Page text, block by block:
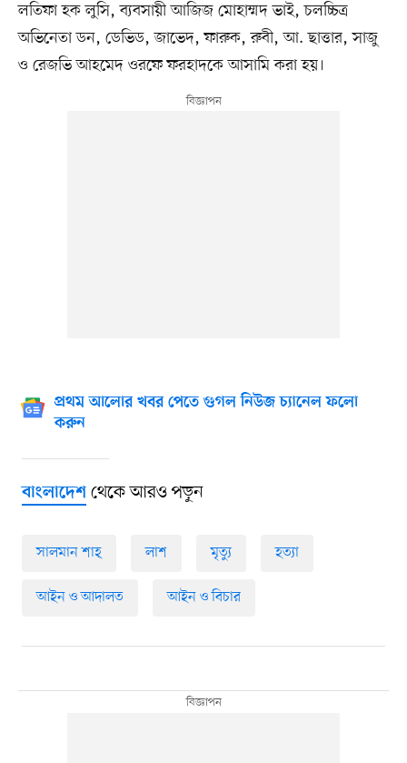
লতিফা হক লুসি, ব্যবসায়ী আজিজ মোহাম্মদ ভাই, চলচ্চিত্র
অভিনেতা ডন, ডেভিড, জাভেদ, ফারুক, রুবী, আ. ছাত্তার, সাজু
ও রেজভি আহমেদ ওরফে ফরহাদকে আসামি করা হয়।
প্রথম আলোর খবর পেতে গুগল নিউজ চ্যানেল ফলো
করুন
বাংলাদেশথেকে আরও পড়ুন
সালমান শাহ্ লাশ মৃত্যু হত্যা
আইন ও আদালত আইন ও বিচার